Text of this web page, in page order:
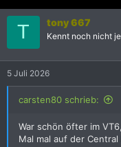
k
n
:
T tony 667
Kennt noch nicht
5 Juli 2026
carsten80 schrieb:
War schön öfter im
Mal mal auf der Central